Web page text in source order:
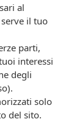
0 e 1, riducono
visibile, pur
UV.
compresa
in ambienti
che si
la
al
il tuo
parti,
interessi
degli
solo
del sito.